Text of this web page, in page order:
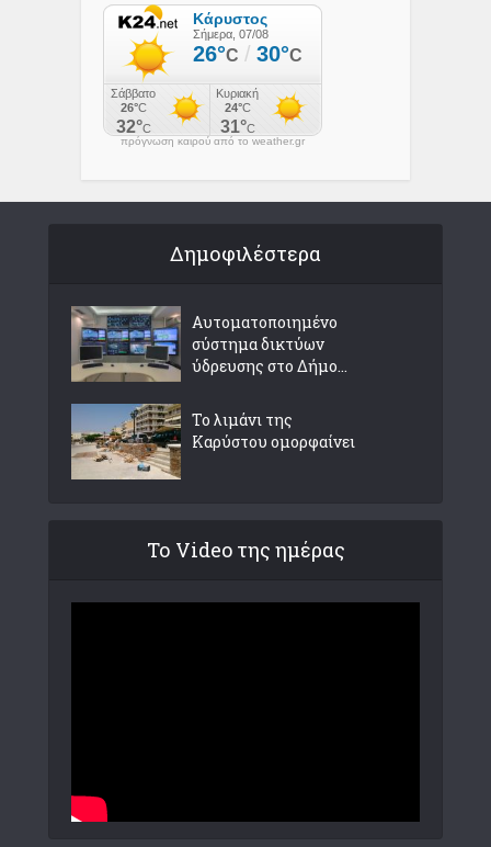
πρόγνωση καιρού από το weather.gr
Δημοφιλέστερα
Αυτοματοποιημένο
σύστημα δικτύων
ύδρευσης στο Δήμο...
Το λιμάνι της
Καρύστου ομορφαίνει
Το Video της ημέρας